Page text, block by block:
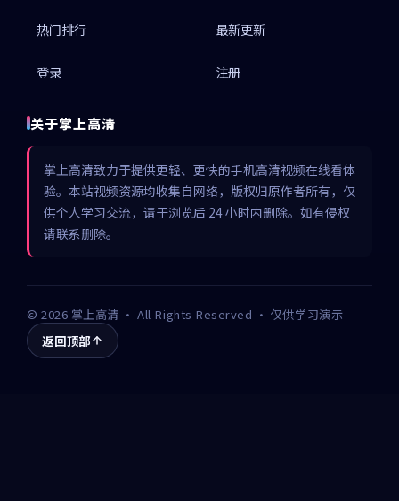
热门排行 最新更新
登录 注册
关于掌上高清
掌上高清致力于提供更轻、更快的手机高清视频在线看体
验。本站视频资源均收集自网络，版权归原作者所有，仅
供个人学习交流，请于浏览后 24 小时内删除。如有侵权
请联系删除。
©2026 掌上高清 · All Rights Reserved · 仅供学习演示
返回顶部